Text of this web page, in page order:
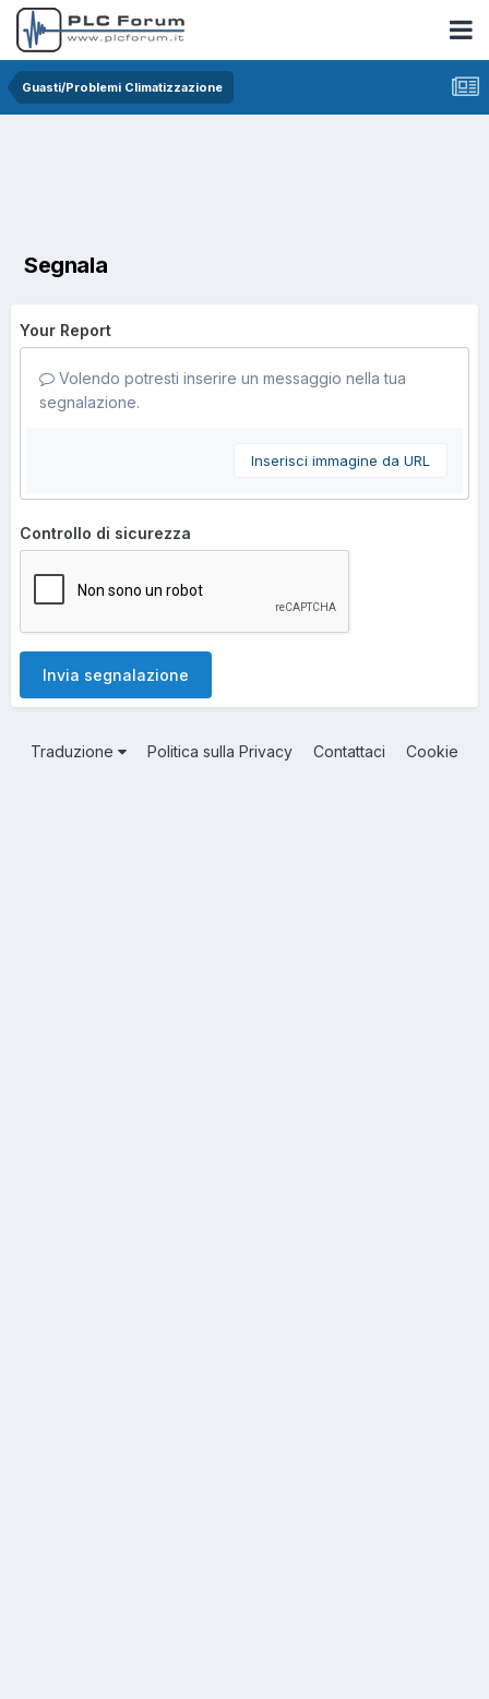
Guasti/Problemi Climatizzazione
Segnala
Your Report
Volendo potresti inserire un messaggio nella tua
segnalazione.
Inserisci immagine da URL
Controllo di sicurezza
Invia segnalazione
Traduzione Politica sulla Privacy Contattaci Cookie